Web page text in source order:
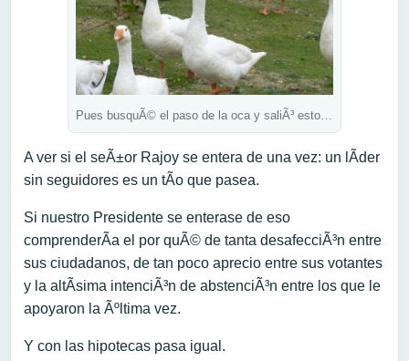
Pues busquÃ© el paso de la oca y saliÃ³ esto…
A ver si el seÃ±or Rajoy se entera de una vez: un lÃ­der
sin seguidores es un tÃ­o que pasea.
Si nuestro Presidente se enterase de eso
comprenderÃ­a el por quÃ© de tanta desafecciÃ³n entre
sus ciudadanos, de tan poco aprecio entre sus votantes
y la altÃ­sima intenciÃ³n de abstenciÃ³n entre los que le
apoyaron la Ãºltima vez.
Y con las hipotecas pasa igual.